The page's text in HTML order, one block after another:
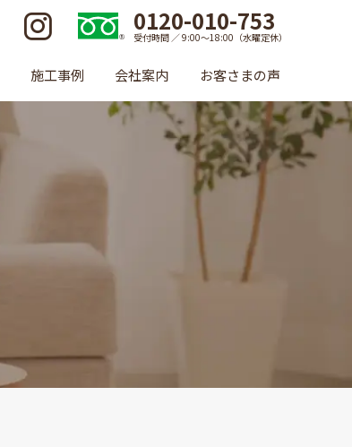
0120-010-753
受付時間 ／ 9:00〜18:00（水曜定休）
施工事例 会社案内 お客さまの声